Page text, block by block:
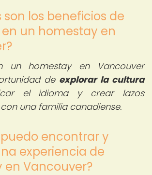
son los beneficios de
un homestay en
un homestay en Vancouver
de explorar la cultura
el idioma y crear lazos
una familia canadiense.
encontrar y
experiencia de
en Vancouver?